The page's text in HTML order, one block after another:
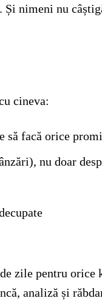
Și nimeni nu
cineva:
să facă orice
nu doar
zile pentru orice
analiză și